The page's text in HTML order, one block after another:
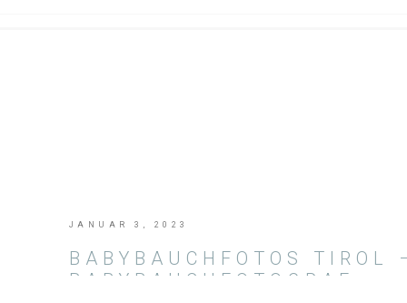
JANUAR 3, 2023
BABYBAUCHFOTOS TIROL
BABYBAUCHFOTOGRAF